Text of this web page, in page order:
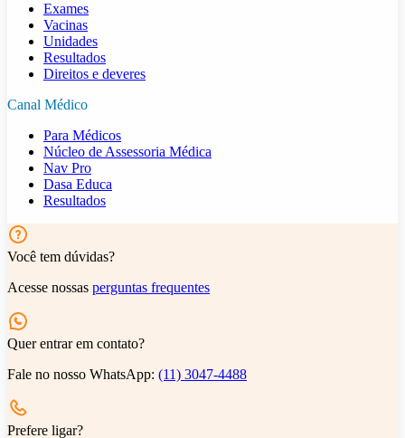
Exames
Vacinas
Unidades
Resultados
Direitos e deveres
Canal Médico
Para Médicos
Núcleo de Assessoria Médica
Nav Pro
Dasa Educa
Resultados
Você tem dúvidas?
Acesse nossas perguntas frequentes
Quer entrar em contato?
Fale no nosso WhatsApp: (11) 3047-4488
Prefere ligar?